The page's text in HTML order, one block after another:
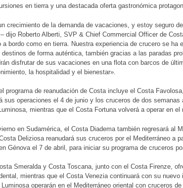
en tierra y una destacada oferta gastronómica
crecimiento de la demanda de vacaciones, y estoy seguro
dijo Roberto Alberti, SVP & Chief Commercial Officer de
a bordo como en tierra. Nuestra experiencia de crucero se ha
de forma auténtica, también gracias a las paradas
disfrutar de sus vacaciones en una flota con barcos de
la hospitalidad y el bienestar».
programa de reanudación de Costa incluye el Costa
sus operaciones el 4 de junio y los cruceros de dos
mientras que el Costa Fortuna volverá a operar en el
en Sudamérica, el Costa Diadema también regresará al
Deliziosa reanudará sus cruceros por el Mediterráneo a
Génova el 7 de abril, para iniciar su programa de cruceros
Smeralda y Costa Toscana, junto con el Costa Firenze,
mientras que el Costa Venezia continuará con su
operarán en el Mediterráneo oriental con cruceros